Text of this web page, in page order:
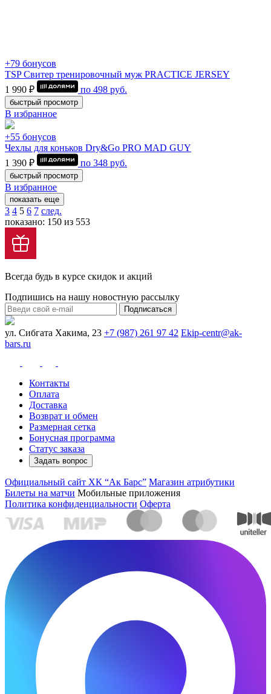
+79 бонусов
TSP Свитер тренировочный муж PRACTICE JERSEY
1 990 ₽
по 498 руб.
быстрый просмотр
В избранное
+55 бонусов
Чехлы для коньков Dry&Go PRO MAD GUY
1 390 ₽
по 348 руб.
быстрый просмотр
В избранное
показать еще
3 4 5 6 7 след.
показано: 150 из 553
Всегда будь в курсе скидок и акций
Подпишись на нашу новостную рассылку
Подписаться
ул. Сибгата Хакима, 23 +7 (987) 261 97 42 Ekip-centr@ak-
bars.ru
Контакты
Оплата
Доставка
Возврат и обмен
Размерная сетка
Бонусная программа
Статус заказа
Задать вопрос
Официальный сайт ХК “Ак Барс” Магазин атрибутики
Билеты на матчи Мобильные приложения
Политика конфиденциальности Оферта